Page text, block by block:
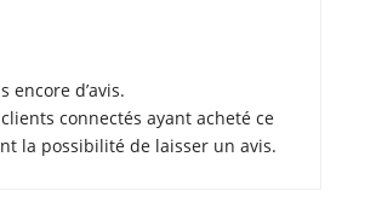
encore d’avis.
connectés ayant acheté ce
la possibilité de laisser un avis.